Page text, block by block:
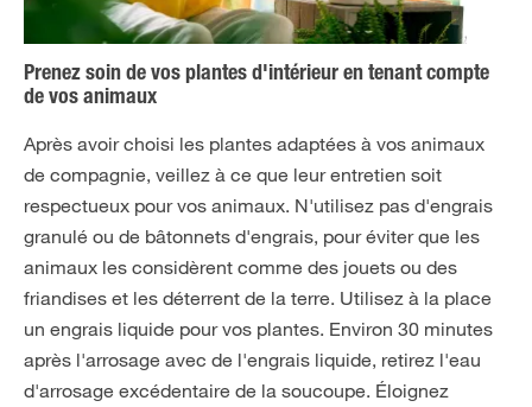
Prenez soin de vos plantes d'intérieur en tenant compte
de vos animaux
Après avoir choisi les plantes adaptées à vos animaux
de compagnie, veillez à ce que leur entretien soit
respectueux pour vos animaux. N'utilisez pas d'engrais
granulé ou de bâtonnets d'engrais, pour éviter que les
animaux les considèrent comme des jouets ou des
friandises et les déterrent de la terre. Utilisez à la place
un engrais liquide pour vos plantes. Environ 30 minutes
après l'arrosage avec de l'engrais liquide, retirez l'eau
d'arrosage excédentaire de la soucoupe. Éloignez